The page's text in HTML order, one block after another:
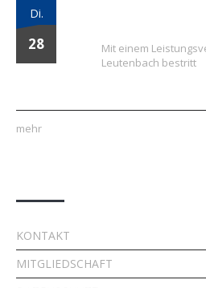
Di.
28
Mit einem
Leutenbach bestritt
mehr
KONTAKT
MITGLIEDSCHAFT